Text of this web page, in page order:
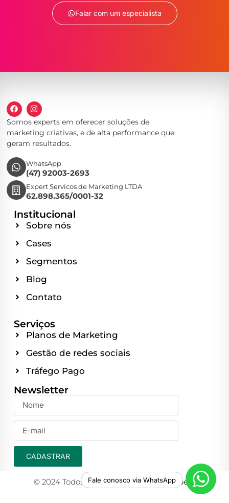
Fale conosco via WhatsApp
Falar com um especialista
Somos experts em oferecer soluções de
marketing criativas, e de alta performance que
geram resultados.
WhatsApp
(47) 92003-2693
Expert Servicos de Marketing LTDA
62.898.365/0001-32
Institucional
Sobre nós
Cases
Segmentos
Blog
Contato
Serviços
Planos de Marketing
Gestão de redes sociais
Tráfego Pago
Newsletter
CADASTRAR
© 2024 Todos os direitos reservadosExpert.